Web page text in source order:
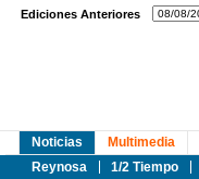
Ediciones Anteriores
Noticias
Reynosa
1/2 Tiempo
Multimedia